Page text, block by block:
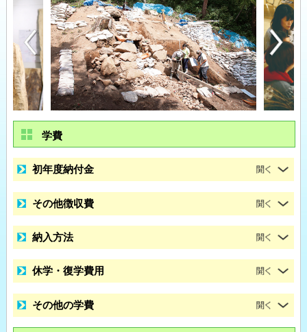
学費
初年度納付金
その他徴収費
納入方法
休学・復学費用
その他の学費